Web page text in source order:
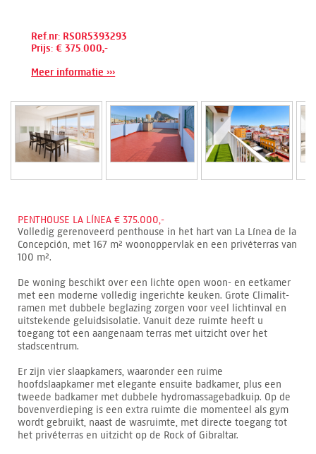
Ref.nr: RSOR5393293
Prijs: € 375.000,-
Meer informatie ›››
PENTHOUSE LA LÍNEA € 375.000,-
Volledig gerenoveerd penthouse in het hart van La Línea de la
Concepción, met 167 m² woonoppervlak en een privéterras van
100 m².
De woning beschikt over een lichte open woon- en eetkamer
met een moderne volledig ingerichte keuken. Grote Climalit-
ramen met dubbele beglazing zorgen voor veel lichtinval en
uitstekende geluidsisolatie. Vanuit deze ruimte heeft u
toegang tot een aangenaam terras met uitzicht over het
stadscentrum.
Er zijn vier slaapkamers, waaronder een ruime
hoofdslaapkamer met elegante ensuite badkamer, plus een
tweede badkamer met dubbele hydromassagebadkuip. Op de
bovenverdieping is een extra ruimte die momenteel als gym
wordt gebruikt, naast de wasruimte, met directe toegang tot
het privéterras en uitzicht op de Rock of Gibraltar.